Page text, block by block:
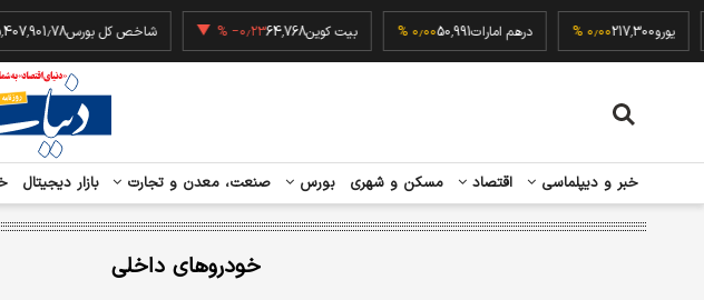
یورو217,300 درهم امارات50,991 بیت کوین64,768‎−۰٫۲۳ % شاخص کل بورس
خبر و دیپلماسی اقتصاد مسکن و شهری بورس صنعت، معدن و تجارت بازار دیجیتال
خودروهای داخلی